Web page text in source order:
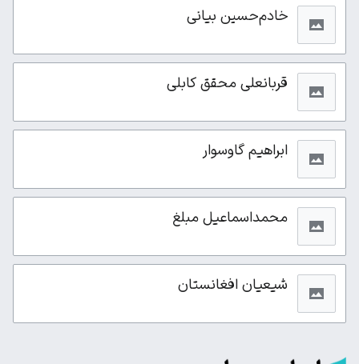
خادم‌حسین بیانی
قربانعلی محقق کابلی
ابراهیم گاوسوار
محمداسماعیل مبلغ
شیعیان افغانستان